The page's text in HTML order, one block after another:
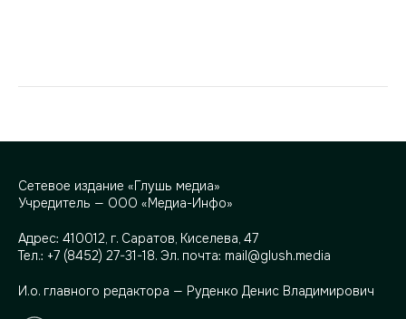
Сетевое издание «Глушь медиа»
Учредитель — ООО «Медиа-Инфо»
Адрес: 410012, г. Саратов, Киселева, 47
Тел.: +7 (8452) 27-31-18. Эл. почта: mail@glush.media
И.о. главного редактора — Руденко Денис Владимирович